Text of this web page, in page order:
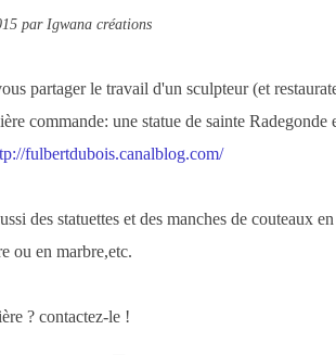
par Igwana créations
partager le travail d'un sculpteur (et
commande: une statue de sainte Radegonde
fulbertdubois.canalblog.com/
des statuettes et des manches de couteaux
ou en marbre,etc.
? contactez-le !